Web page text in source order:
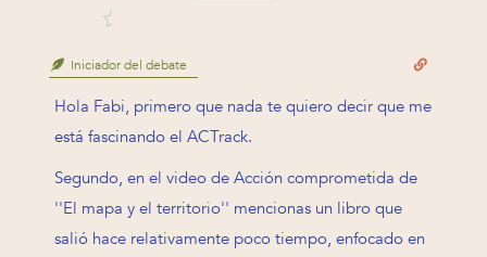
Iniciador del debate
Hola Fabi, primero que nada te quiero decir que me
está fascinando el ACTrack.
Segundo, en el video de Acción comprometida de
''El mapa y el territorio'' mencionas un libro que
salió hace relativamente poco tiempo, enfocado en